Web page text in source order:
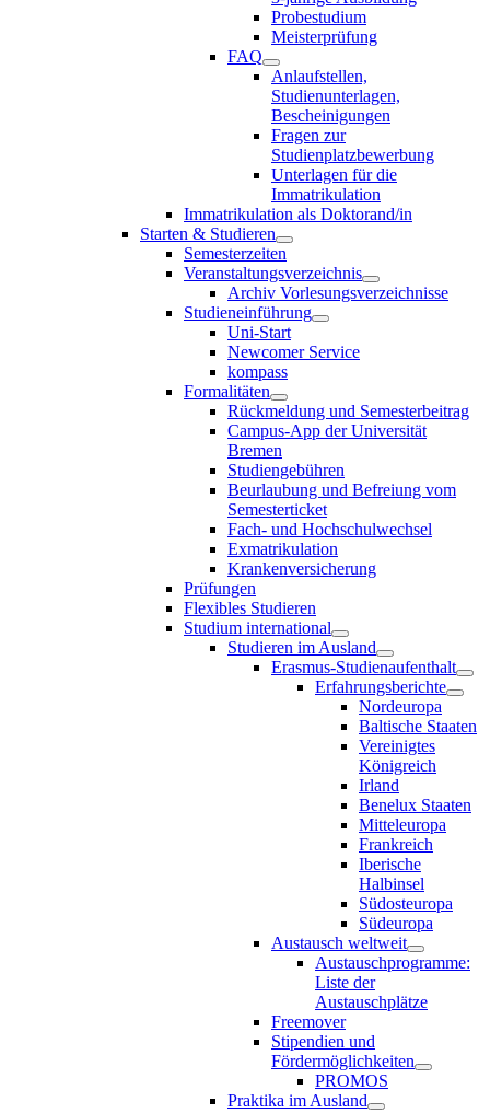
Probestudium
Meisterprüfung
FAQ
Anlaufstellen,
Studienunterlagen,
Bescheinigungen
Fragen zur
Studienplatzbewerbung
Unterlagen für die
Immatrikulation
Immatrikulation als Doktorand/in
Starten & Studieren
Semesterzeiten
Veranstaltungsverzeichnis
Archiv Vorlesungsverzeichnisse
Studieneinführung
Uni-Start
Newcomer Service
kompass
Formalitäten
Rückmeldung und Semesterbeitrag
Campus-App der Universität
Bremen
Studiengebühren
Beurlaubung und Befreiung vom
Semesterticket
Fach- und Hochschulwechsel
Exmatrikulation
Krankenversicherung
Prüfungen
Flexibles Studieren
Studium international
Studieren im Ausland
Erasmus-Studienaufenthalt
Erfahrungsberichte
Nordeuropa
Baltische Staaten
Vereinigtes
Königreich
Irland
Benelux Staaten
Mitteleuropa
Frankreich
Iberische
Halbinsel
Südosteuropa
Südeuropa
Austausch weltweit
Austauschprogramme:
Liste der
Austauschplätze
Freemover
Stipendien und
Fördermöglichkeiten
PROMOS
Praktika im Ausland